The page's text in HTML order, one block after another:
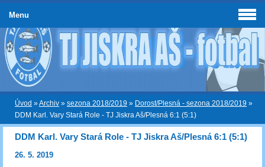
Úvod »Archiv » sezona 2018/2019 » Dorost/Plesná - sezona 2018/2019 »
DDM Karl. Vary Stará Role - TJ Jiskra Aš/Plesná 6:1 (5:1)
DDM Karl. Vary Stará Role - TJ Jiskra Aš/Plesná 6:1 (5:1)
26. 5. 2019
Menu